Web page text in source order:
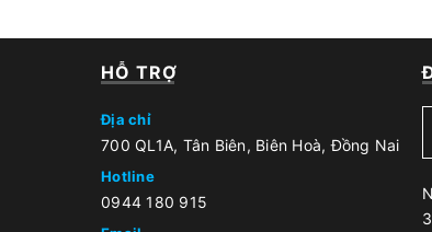
HỖ TRỢ
Địa chỉ
700 QL1A, Tân Biên, Biên Hoà, Đồng Nai
Hotline
0944 180 915